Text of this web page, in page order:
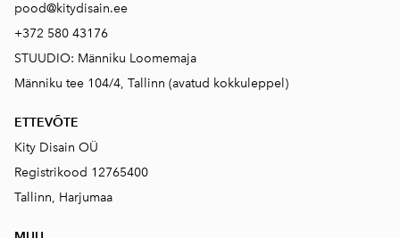
pood@kitydisain.ee
+372 580 43176
STUUDIO: Männiku Loomemaja
Männiku tee 104/4, Tallinn (avatud kokkuleppel)
ETTEVÕTE
Kity Disain OÜ
Registrikood 12765400
Tallinn, Harjumaa